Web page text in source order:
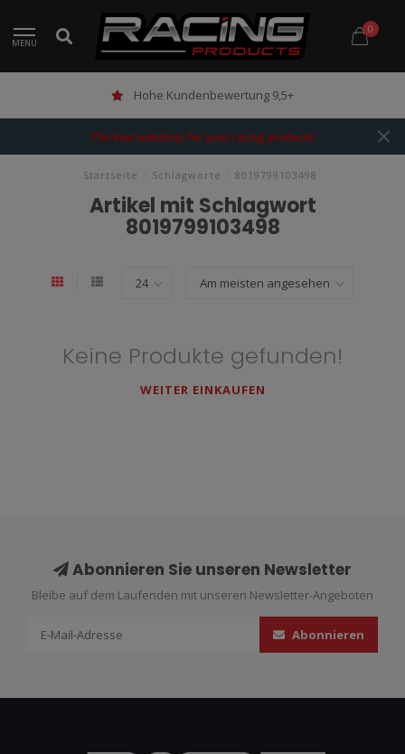
MENU
0
Hohe Kundenbewertung 9,5+
The best webshop for your racing products!
Startseite Schlagworte 8019799103498
Artikel mit Schlagwort
8019799103498
Keine Produkte gefunden!
WEITER EINKAUFEN
Abonnieren Sie unseren Newsletter
Bleibe auf dem Laufenden mit unseren Newsletter-Angeboten
Abonnieren